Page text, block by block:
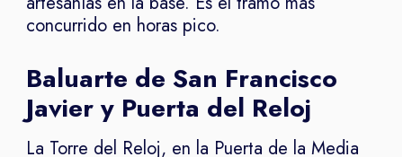
concurrido en horas pico.
Baluarte de San Francisco
Javier y Puerta del Reloj
La Torre del Reloj, en la Puerta de la Media